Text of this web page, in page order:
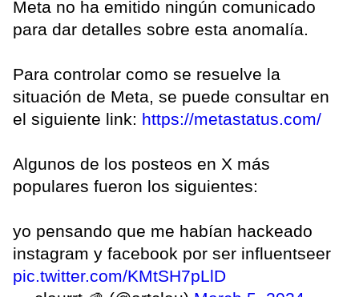
Meta no ha emitido ningún comunicado
para dar detalles sobre esta anomalía.
Para controlar como se resuelve la
situación de Meta, se puede consultar en
el siguiente link: https://metastatus.com/
Algunos de los posteos en X más
populares fueron los siguientes:
yo pensando que me habían hackeado
instagram y facebook por ser influentseer
pic.twitter.com/KMtSH7pLlD